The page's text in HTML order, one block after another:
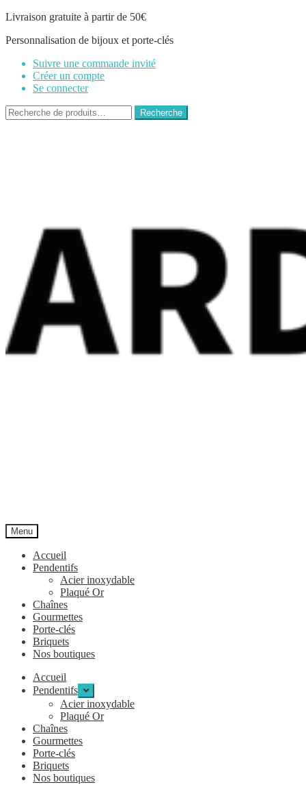
Livraison gratuite à partir de 50€
Personnalisation de bijoux et porte-clés
Suivre une commande invité
Créer un compte
Se connecter
Recherche
pour :
Recherche
Menu
Accueil
Pendentifs
Acier inoxydable
Plaqué Or
Chaînes
Gourmettes
Porte-clés
Briquets
Nos boutiques
Accueil
Pendentifs Ouvrir
le
menu
enfant
Acier inoxydable
Plaqué Or
Chaînes
Gourmettes
Porte-clés
Briquets
Nos boutiques